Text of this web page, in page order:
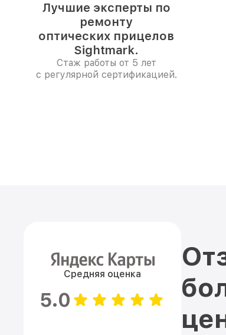
Лучшие эксперты по
ремонту
оптических прицелов
Sightmark.
Стаж работы от 5 лет
с регулярной сертификацией.
Средняя оценка
5.0